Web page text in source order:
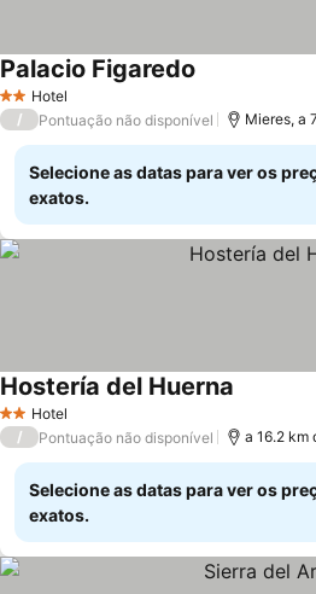
2 Estrelas
Hotel
Palacio Figaredo
/ Pontuação não disponível Mieres, a
Selecione as datas para ver os
exatos.
2 Estrelas
Hotel
Hostería del Huerna
/ Pontuação não disponível a 16.2 km
Selecione as datas para ver os
exatos.